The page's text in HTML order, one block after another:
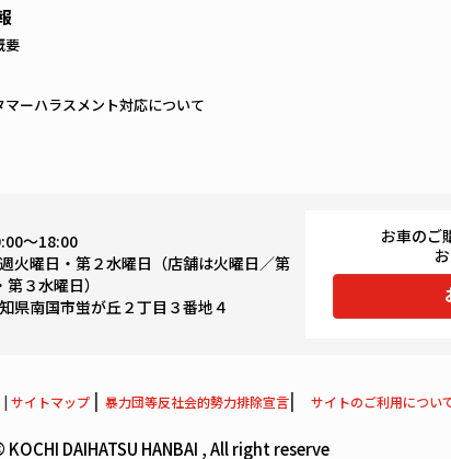
要
マーハラスメント対応について
〜18:00
火曜日・第２水曜日（店舗は火曜日／第
第３水曜日）
県南国市蛍が丘２丁目３番地４
お車のご
|サイトマップ| 暴力団等反社会的勢力排除宣言| サイトのご利用につい
KOCHI DAIHATSU HANBAI , All right reserve